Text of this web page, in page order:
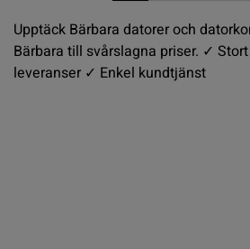
Upptäck Bärbara datorer och
Bärbara till svårslagna priser. ✓
leveranser ✓ Enkel kundtjänst